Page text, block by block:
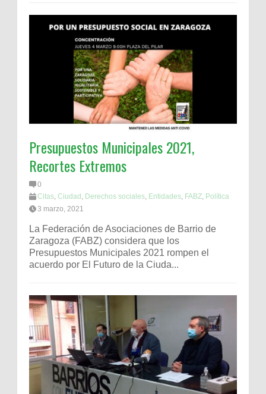
Presupuestos Municipales 2021,
Recortes Extremos
0
Citas, Ciudad , Derechos sociales, Entidades, FABZ, Política
3 marzo, 2021
La Federación de Asociaciones de Barrio de
Zaragoza (FABZ) considera que los
Presupuestos Municipales 2021 rompen el
acuerdo por El Futuro de la Ciuda...